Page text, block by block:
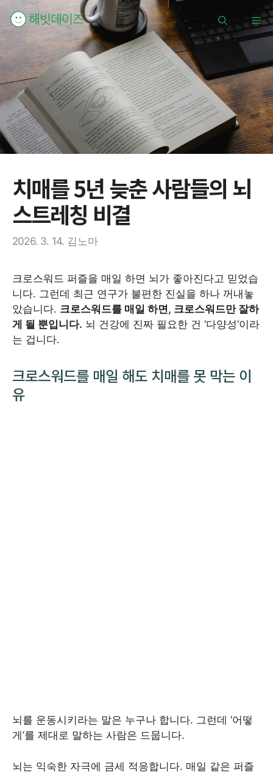
컨
텐
츠
로
건
너
뛰
기
메
뉴
치매를 5년 늦춘 사람들의 뇌
스트레칭 비결
2026. 3. 14. 김노마
크로스워드 퍼즐을 매일 하면 뇌가 좋아진다고 믿었습
니다. 그런데 최근 연구가 불편한 진실을 하나 꺼내놓
았습니다. 크로스워드를 매일 하면, 크로스워드만 잘하
게 될 뿐입니다. 뇌 건강에 진짜 필요한 건 ‘다양성’이라
는 겁니다.
크로스워드를 매일 해도 치매를 못 막는 이
유
뇌를 운동시키라는 말은 누구나 합니다. 그런데 ‘어떻
게’를 제대로 말하는 사람은 드뭅니다.
뇌는 익숙한 자극에 금세 적응합니다. 매일 같은 퍼즐